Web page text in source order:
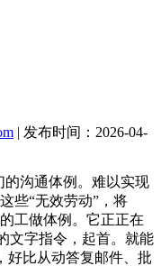
| 发布时间：2026-04-
沟通体例。难以实现
些“无效劳动”，将
工做体例。它正正在
文字指令，起首。就能
好比从动答复邮件、批